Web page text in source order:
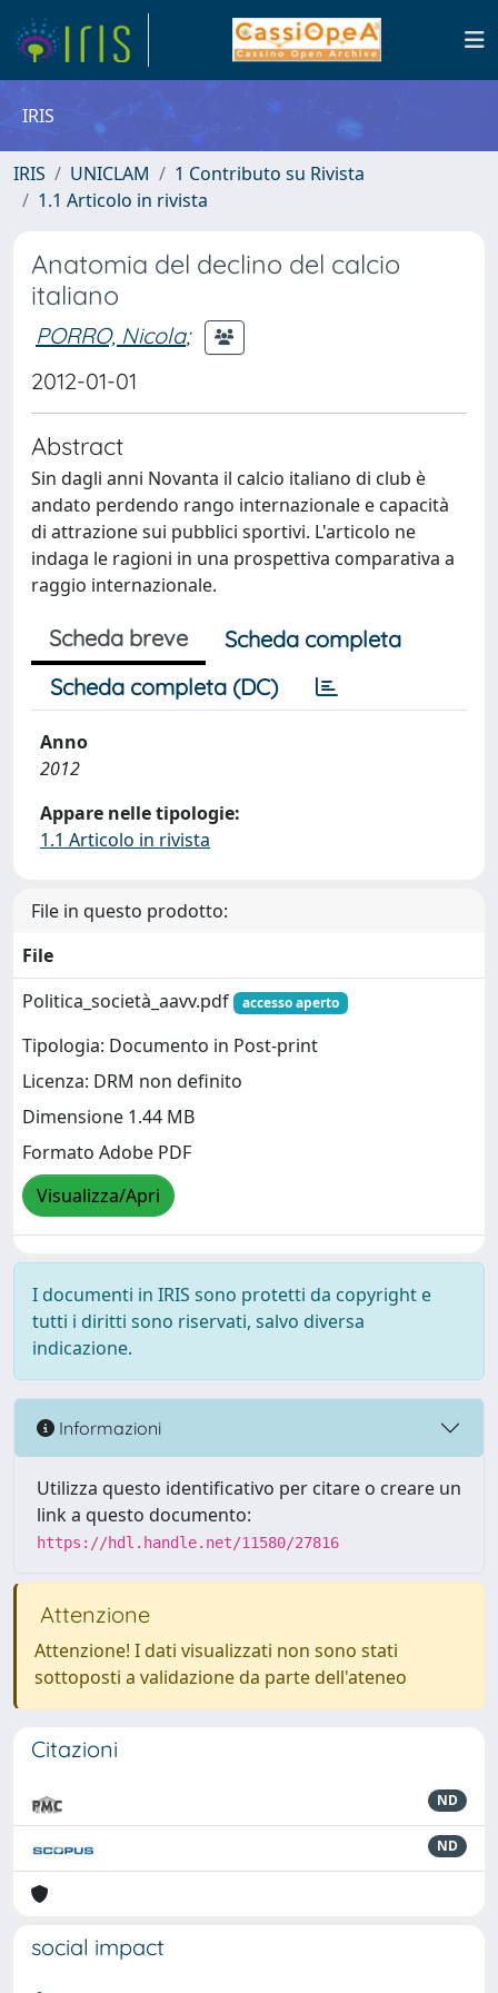
IRIS
IRIS UNICLAM
1 Contributo su Rivista
1.1 Articolo in rivista
Anatomia del declino del calcio
italiano
PORRO, Nicola;
2012-01-01
Abstract
Sin dagli anni Novanta il calcio italiano di club è
andato perdendo rango internazionale e capacità
di attrazione sui pubblici sportivi. L'articolo ne
indaga le ragioni in una prospettiva comparativa a
raggio internazionale.
Scheda breve
Scheda completa
Scheda completa (DC)
Anno
2012
Appare nelle tipologie:
1.1 Articolo in rivista
File in questo prodotto:
File
Politica_società_aavv.pdf
accesso aperto
Tipologia: Documento in Post-print
Licenza: DRM non definito
Dimensione 1.44 MB
Formato Adobe PDF
Visualizza/Apri
I documenti in IRIS sono protetti da copyright e
tutti i diritti sono riservati, salvo diversa
indicazione.
Informazioni
Utilizza questo identificativo per citare o creare un
link a questo documento:
https://hdl.handle.net/11580/27816
Attenzione
Attenzione! I dati visualizzati non sono stati
sottoposti a validazione da parte dell'ateneo
Citazioni
ND
ND
social impact